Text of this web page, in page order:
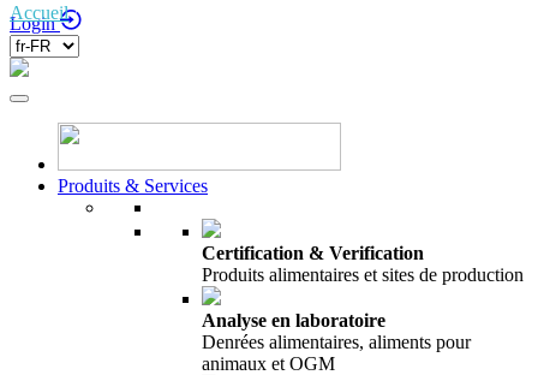
Login
Produits & Services
Certification & Verification
Produits alimentaires et sites de production
Analyse en laboratoire
Denrées alimentaires, aliments pour
animaux et OGM
Accueil/